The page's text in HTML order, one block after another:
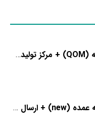
فروش دمپایی چرم زنانه (QOM) + مرکز تولیدی عمده
خرید کفش کراکس زنانه عمده (new) + ارسال فوری سفارشات